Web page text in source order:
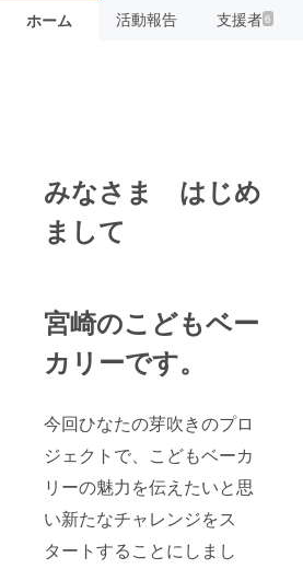
ホーム 活動報告 支援者6
みなさま はじめ
まして
宮崎のこどもベー
カリーです。
今回ひなたの芽吹きのプロ
ジェクトで、こどもベーカ
リーの魅力を伝えたいと思
い新たなチャレンジをス
タートすることにしまし